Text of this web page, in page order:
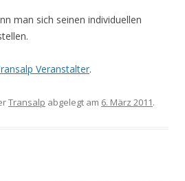
man sich seinen individuellen
Veranstalter.
Transalp abgelegt am 6. März 2011.